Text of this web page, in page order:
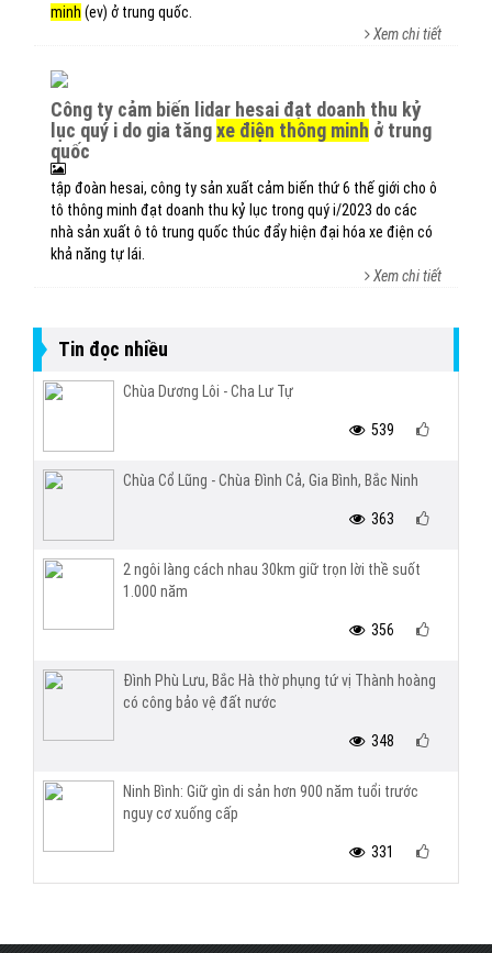
minh (ev) ở trung quốc.
Xem chi tiết
công ty cảm biến lidar hesai đạt doanh thu kỷ
lục quý i do gia tăngxe điện thông minh ở trung
quốc
tập đoàn hesai, công ty sản xuất cảm biến thứ 6 thế giới cho ô
tô thông minh đạt doanh thu kỷ lục trong quý i/2023 do các
nhà sản xuất ô tô trung quốc thúc đẩy hiện đại hóa xe điện có
khả năng tự lái.
Xem chi tiết
Tin đọc nhiều
Chùa Dương Lôi - Cha Lư Tự
539
Chùa Cổ Lũng - Chùa Đình Cả, Gia Bình, Bắc Ninh
363
2 ngôi làng cách nhau 30km giữ trọn lời thề suốt
1.000 năm
356
Đình Phù Lưu, Bắc Hà thờ phụng tứ vị Thành hoàng
có công bảo vệ đất nước
348
Ninh Bình: Giữ gìn di sản hơn 900 năm tuổi trước
nguy cơ xuống cấp
331